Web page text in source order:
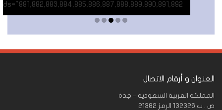
ids="881,882,883,884,885,886,887,888,889,890,891,892"]
العنوان و أرقام الاتصال
المملكة العربية السعودية – جدة
ص . ب 132326 الرمز 21382